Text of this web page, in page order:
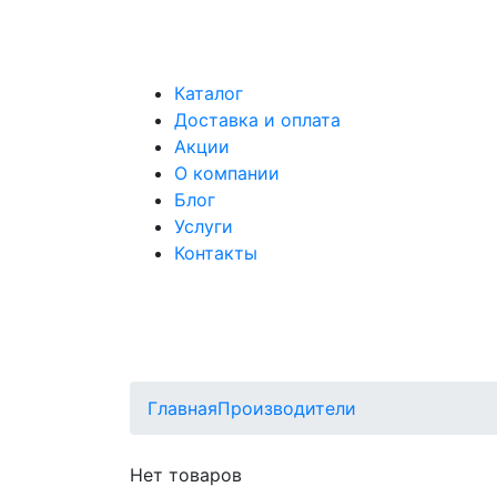
Каталог
Доставка и оплата
Акции
О компании
Блог
Услуги
Контакты
ГлавнаяПроизводители
Нет товаров